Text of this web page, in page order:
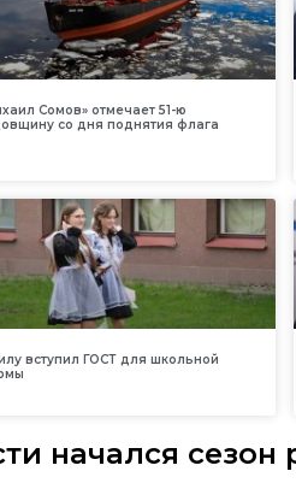
Сомов» отмечает 51-ю
со дня поднятия флага
вступил ГОСТ для школьной
начался сезон